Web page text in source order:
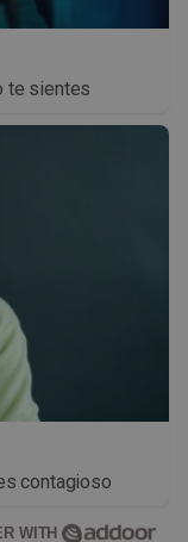
te sientes
contagioso
WITH